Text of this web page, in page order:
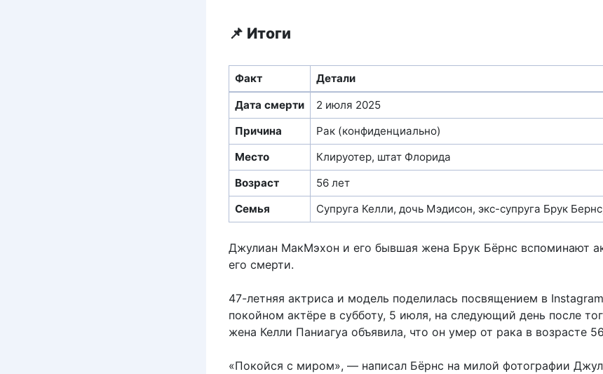
📌 Итоги
Факт
Детали
Дата смерти
2 июля 2025
Причина
Рак (конфиденциально)
Место
Клируотер, штат Флорида
Возраст
56 лет
Семья
Супруга Келли, дочь Мэдисон, экс-супруга Брук
Джулиан МакМэхон и его бывшая жена Брук Бёрнс вспоминают
его смерти.
47-летняя актриса и модель поделилась посвящением в
покойном актёре в субботу, 5 июля, на следующий день после
жена Келли Паниагуа объявила, что он умер от рака в возрасте
«Покойся с миром», — написал Бёрнс на милой фотографии